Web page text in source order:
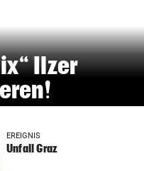
Ilzer
EREIGNIS
Unfall Graz